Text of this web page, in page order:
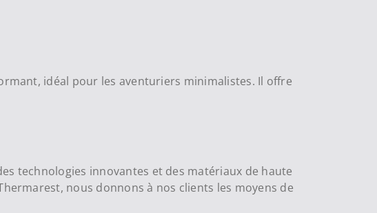
idéal pour les aventuriers minimalistes. Il offre
technologies innovantes et des matériaux de haute
nous donnons à nos clients les moyens de